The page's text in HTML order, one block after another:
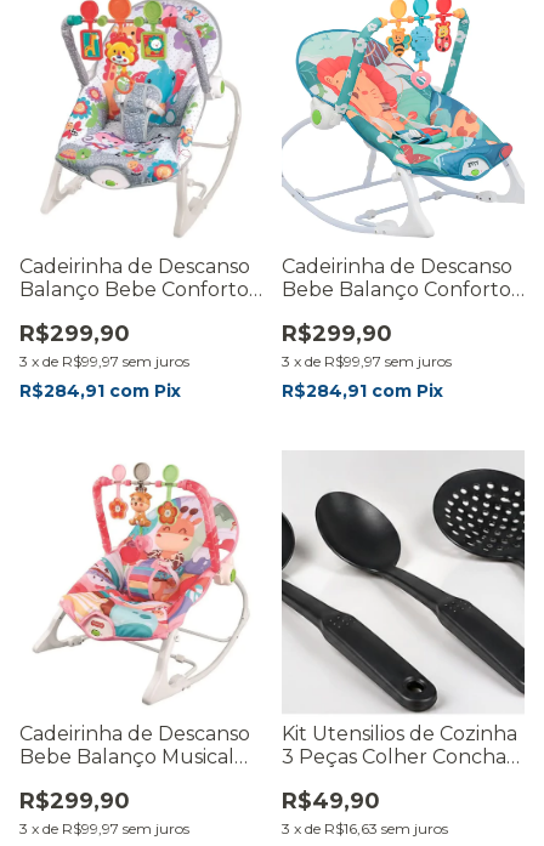
Cadeirinha de Descanso
Balanço Bebe Conforto
Cinza
R$299,90
3 x de R$99,97 sem juros
R$284,91 com Pix
Cadeirinha de Descanso
Bebe Balanço Conforto
R$299,90
3 x de R$99,97 sem juros
R$284,91 com Pix
Cadeirinha de Descanso
Bebe Balanço Musical
R$299,90
3 x de R$99,97 sem juros
Kit Utensilios de Cozinha
3 Peças Colher Concha
R$49,90
3 x de R$16,63 sem juros